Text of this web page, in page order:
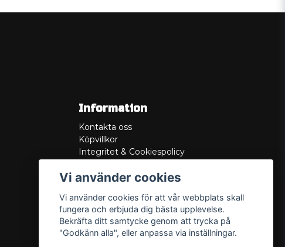
Information
Kontakta oss
Köpvillkor
Integritet & Cookiespolicy
Service/Garanti
Lådritning
Om oss
Vi använder cookies
Vi använder cookies för att vår webbplats skall
fungera och erbjuda dig bästa upplevelse.
Bekräfta ditt samtycke genom att trycka på
"Godkänn alla", eller anpassa via inställningar.